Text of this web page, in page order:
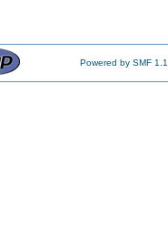
Powered by SMF